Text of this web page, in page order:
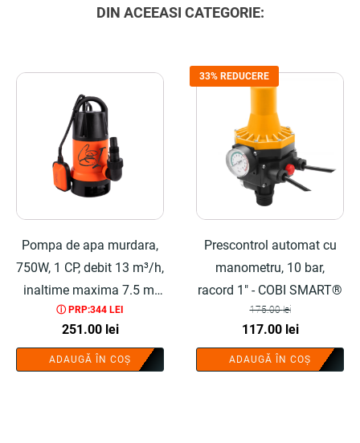
DIN ACEEASI CATEGORIE:
Pompa de apa murdara,
750W, 1 CP, debit 13 m³/h,
inaltime maxima 7.5 m,
plastic - COBI SMART®
ⓘ PRP:344 LEI
251.00 lei
ADAUGĂ ÎN COȘ
33% REDUCERE
Prescontrol automat cu
manometru, 10 bar,
racord 1" - COBI SMART®
175.00lei
Prețul
inițial
a
117.00 leiPrețul
curent
este:
ADAUGĂ ÎN COȘ